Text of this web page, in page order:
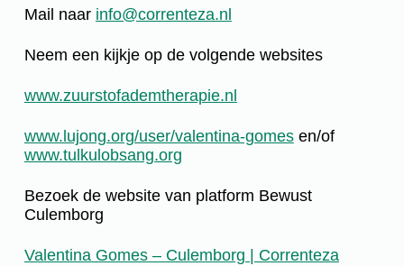
Mail naar info@correnteza.nl
Neem een kijkje op de volgende websites
www.zuurstofademtherapie.nl
www.lujong.org/user/valentina-gomesen/of
www.tulkulobsang.org
Bezoek de website van platform Bewust
Culemborg
Valentina Gomes – Culemborg | Correnteza